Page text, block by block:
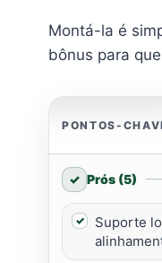
Montá-la é
bônus para
PONTOS-
Prós (5)
Suporte